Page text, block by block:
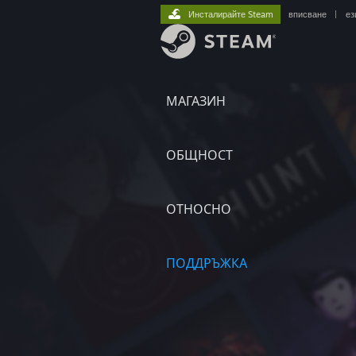
МАГАЗИН
ОБЩНОСТ
ОТНОСНО
ПОДДРЪЖКА
Инсталирайте Steam вписване